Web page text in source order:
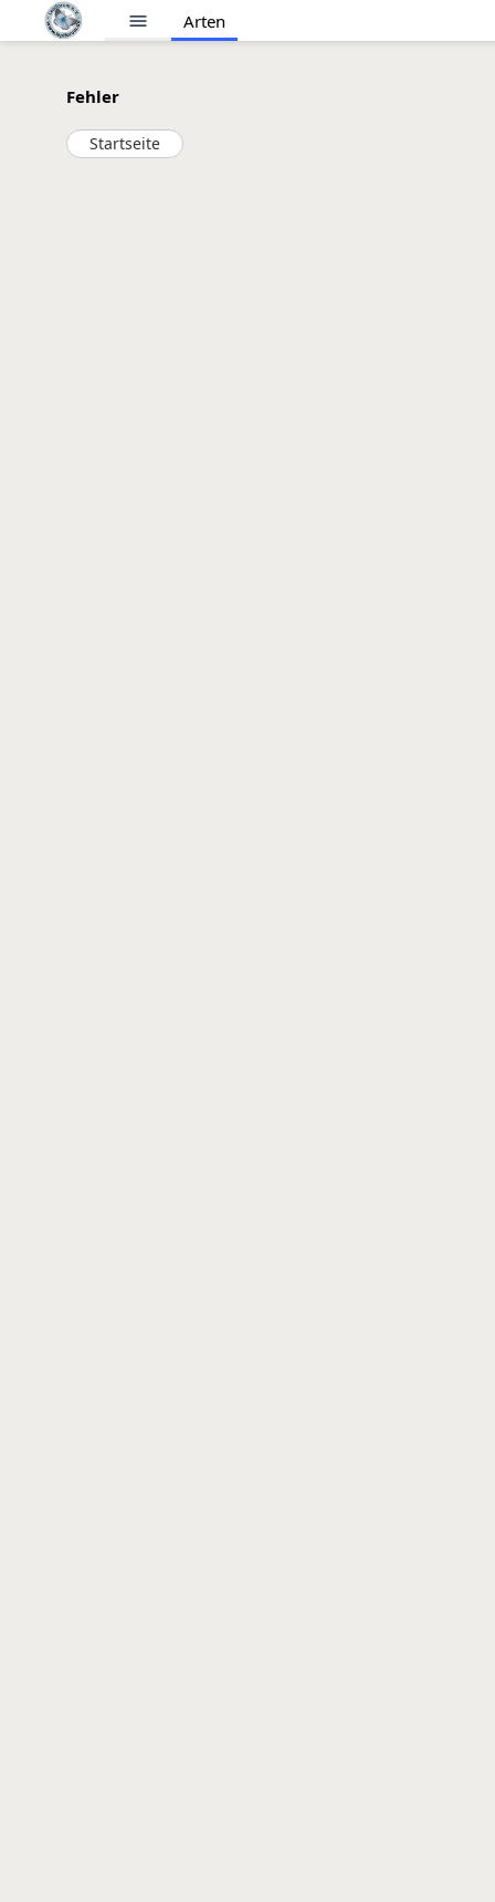
menu Arten
Fehler
Startseite